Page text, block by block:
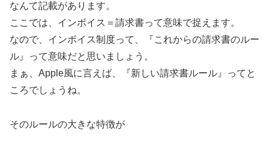
なんて記載があります。
ここでは、インボイス＝請求書って意味で捉えます。
なので、インボイス制度って、『これからの請求書のルー
ル』って意味だと思いましょう。
まぁ、Apple風に言えば、『新しい請求書ルール』ってと
ころでしょうね。
そのルールの大きな特徴が